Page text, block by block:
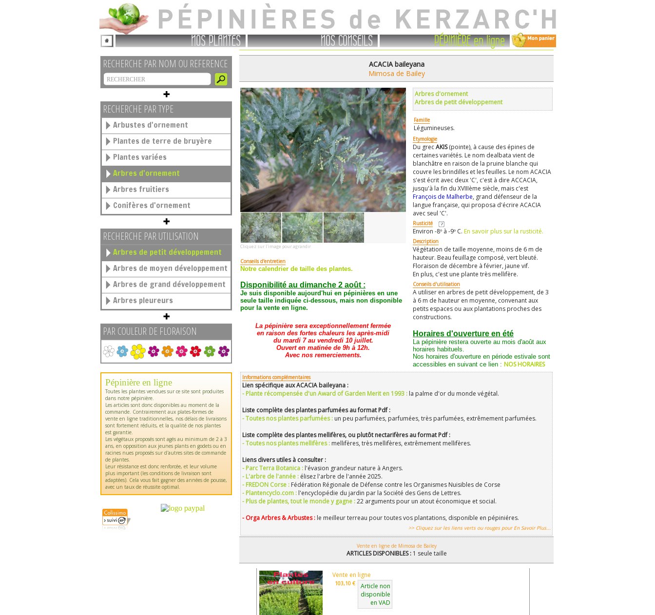
NOS PLANTES NOS CONSEILS PÉPINIÈRE en ligne
RECHERCHE PAR NOM OU REFERENCE
RECHERCHE PAR TYPE
Arbustes d'ornement
Plantes de terre de bruyère
Plantes variées
Arbres d'ornement
Arbres fruitiers
Conifères d'ornement
RECHERCHE PAR UTILISATION
Arbres de petit développement
Arbres de moyen développement
Arbres de grand développement
Arbres pleureurs
PAR COULEUR DE FLORAISON
Pépinière en ligne
Toutes les plantes vendues sur ce site sont produites
dans notre pépinière.
Les articles sont donc disponibles au moment de la
commande. Contrairement aux plates-formes de
vente en ligne traditionnelles, nos délais de livraisons
sont fortement réduits, et la qualité de nos plantes
est garantie.
Les végétaux proposés sont agés au minimum de 2 à 3
ans, en opposition aux jeunes plants en godets ou en
racines nues proposés sur d'autres sites de commande
de plantes.
Leur résistance est donc renforcée, et leur volume
plus important (les conditions de livraison sont
adaptées). Cela vous fait gagner des années de pousse,
avec un taux de réussite optimal.
ACACIA baileyana
Mimosa de Bailey
Cliquez sur l'image pour agrandir
Conseils d'entretien
Notre calendrier de taille des plantes.
Disponibilité au dimanche 2 août :
Je suis disponible aujourd'hui en pépinières en une
seule taille indiquée ci-dessous, mais non disponible
pour la vente en ligne.
La pépinière sera exceptionnellement fermée
en raison des fortes chaleurs les après-midi
du mardi 7 au vendredi 10 juillet.
Ouvert en matinée de 9h à 12h.
Avec nos remerciements.
Arbres d'ornement
Arbres de petit développement
Famille
Légumineuses.
Etymologie
Du grecAKIS(pointe), à cause des épines de
certaines variétés. Le nom dealbata vient de
blanchâtre en raison de la pruine blanche qui
couvre les brindilles et les feuilles. Le nom ACACIA
s'est écrit avec deux 'C', c'est à dire ACCACIA,
jusqu'à la fin du XVIIIème siècle, mais c'est
François de Malherbe, grand défenseur de la
langue française, qui proposa d'écrire ACACIA
avec seul 'C'.
Rusticité
Environ -8º à -9º C. En savoir plus sur la rusticité.
Description
Végétation de taille moyenne, moins de 6 m de
hauteur. Beau feuillage composé, vert bleuté.
Floraison de décembre à février, jaune vif.
En plus, c'est une plante très mellifère.
Conseils d'utilisation
A utiliser en arbres de petit développement, de 3
à 6 m de hauteur en moyenne, convenant aux
petits espaces ou aux plantations proches des
constructions.
Horaires d'ouverture en été
La pépinière restera ouverte au mois d'août aux
horaires habituels.
Nos horaires d'ouverture en période estivale sont
accessibles en suivant ce lien : NOS HORAIRES
Informations complémentaires
Lien spécifique aux ACACIA baileyana :
- Plante récompensée d'un Award of Garden Merit en 1993 : la palme d'or du monde végétal.
Liste complète des plantes parfumées au format Pdf :
- Toutes nos plantes parfumées : un peu parfumées, parfumées, très parfumées, extrêmement parfumées.
Liste complète des plantes mellifères, ou plutôt nectarifères au format Pdf :
- Toutes nos plantes mellifères : mellifères, très mellifères, extrêmement mellifères.
Liens divers utiles à consulter :
- Parc Terra Botanica : l'évasion grandeur nature à Angers.
- L'arbre de l'année : élisez l'arbre de l'année 2025.
- FREDON Corse : Fédération Régionale de Défense contre les Organismes Nuisibles de Corse
- Plantencyclo.com : l'encyclopédie du jardin par la Société des Gens de Lettres.
- Plus de plantes, tout le monde y gagne :22 arguments pour un atout économique et social.
- Orga Arbres & Arbustes : le meilleur terreau pour toutes vos plantations, disponible en pépiniéres.
>> Cliquez sur les liens verts ou rouges pour En Savoir Plus...
Vente en ligne de Mimosa de Bailey
ARTICLES DISPONIBLES : 1 seule taille
Vente en ligne
103,10 €
Article non
disponible
en VAD